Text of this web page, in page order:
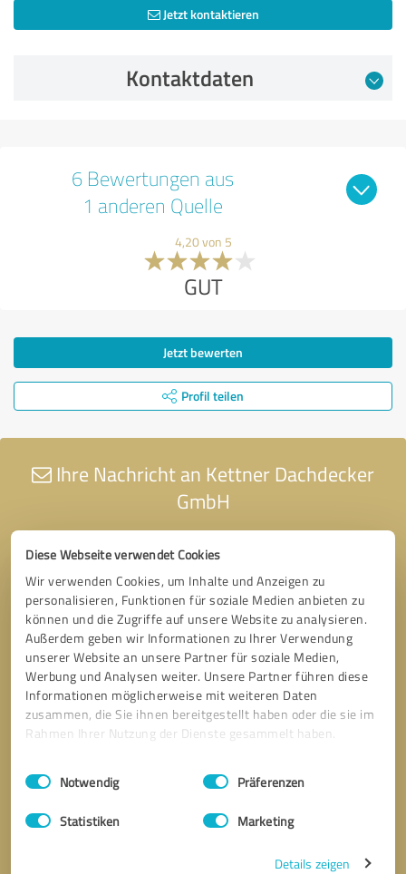
Diese Webseite verwendet Cookies
Wir verwenden Cookies, um Inhalte und Anzeigen zu
personalisieren, Funktionen für soziale Medien anbieten zu
können und die Zugriffe auf unsere Website zu analysieren.
Außerdem geben wir Informationen zu Ihrer Verwendung
unserer Website an unsere Partner für soziale Medien,
Werbung und Analysen weiter. Unsere Partner führen diese
Informationen möglicherweise mit weiteren Daten
zusammen, die Sie ihnen bereitgestellt haben oder die sie im
Rahmen Ihrer Nutzung der Dienste gesammelt haben.
Impressum Datenschutzbestimmungen
Einwilligungsauswahl
Notwendig Präferenzen
Statistiken Marketing
Details zeigen
Jetzt kontaktieren
Kontaktdaten
6 Bewertungen aus
1 anderen Quelle
4,20 von 5
GUT
Jetzt bewerten
Profil teilen
Ihre Nachricht an Kettner Dachdecker
GmbH